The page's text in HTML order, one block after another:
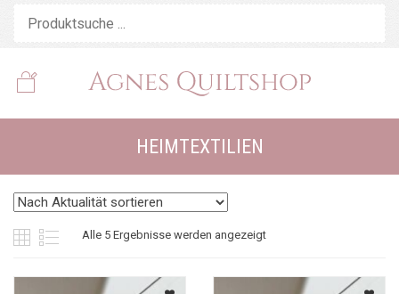
HEIMTEXTILIEN
Alle 5 Ergebnisse werden angezeigtNach
Aktualität